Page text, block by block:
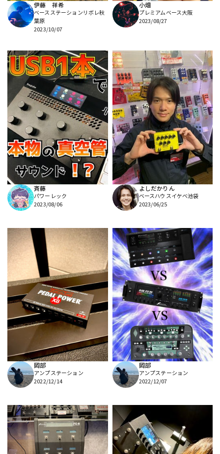
伊藤 祥希
ベースステーションリボレ秋
葉原
2023/10/07
小畑
プレミアムベース大阪
2023/08/27
斉藤
パワーレック
2023/08/06
よしだかりん
ベースハウスイケベ池袋
2023/06/25
岡部
アンプステーション
2022/12/14
岡部
アンプステーション
2022/12/07